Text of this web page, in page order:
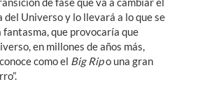
Universo y lo llevará a lo que se
fantasma, que provocaría que
en millones de años más,
como el Big Ripo una gran